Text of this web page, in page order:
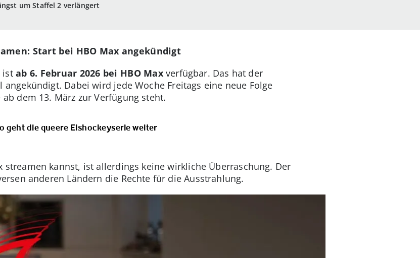
um Staffel 2 verlängert
Start bei HBO Max angekündigt
istab 6. Februar 2026 bei HBO Maxverfügbar. Das hat der
angekündigt. Dabei wird jede Woche Freitags eine neue Folge
dem 13. März zur Verfügung steht.
geht die queere Eishockeyserie weiter
streamen kannst, ist allerdings keine wirkliche Überraschung. Der
anderen Ländern die Rechte für die Ausstrahlung.